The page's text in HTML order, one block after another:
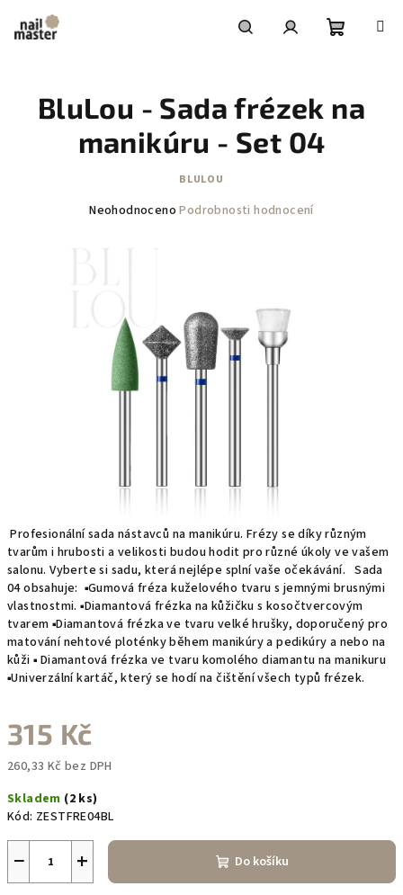
obsah
košík
Profesionální sada nástavců na manikúru. Frézy se díky různým
tvarům i hrubosti a velikosti budou hodit pro různé úkoly ve vašem
salonu. Vyberte si sadu, která nejlépe splní vaše očekávání. Sada
04 obsahuje: ▪Gumová fréza kuželového tvaru s jemnými brusnými
vlastnostmi. ▪Diamantová frézka na kůžičku s kosočtvercovým
tvarem ▪Diamantová frézka ve tvaru velké hrušky, doporučený pro
matování nehtové ploténky během manikúry a pedikúry a nebo na
kůži ▪ Diamantová frézka ve tvaru komolého diamantu na manikuru
▪Univerzální kartáč, který se hodí na čištění všech typů frézek.
315 Kč
260,33 Kč bez DPH
cena:
Skladem (2 ks)
Kód: ZESTFRE04BL
+
− Do košíku
BluLou - Sada frézek na
manikúru - Set 04
BLULOU
Průměrné
hvězdiček.
Neohodnoceno Podrobnosti hodnocení